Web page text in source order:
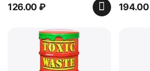
126.00₽ 194.00